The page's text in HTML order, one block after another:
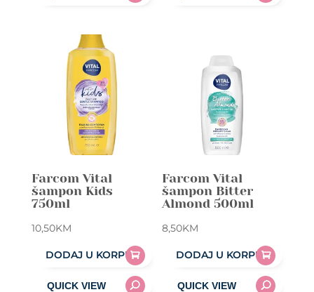
Farcom Vital
šampon Kids
750ml
10,50KM
DODAJ U KORPU
Farcom Vital
šampon Bitter
Almond 500ml
8,50KM
DODAJ U KORPU